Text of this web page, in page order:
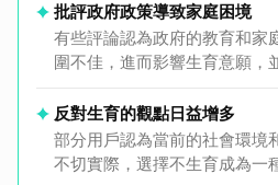
批評政府政策導致家庭困境
有些評論認為政府的教育和家
圍不佳，進而影響生育意願，
反對生育的觀點日益增多
部分用戶認為當前的社會環境
不切實際，選擇不生育成為一